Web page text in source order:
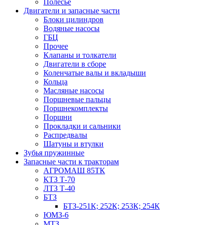
Полесье
Двигатели и запасные части
Блоки цилиндров
Водяные насосы
ГБЦ
Прочее
Клапаны и толкатели
Двигатели в сборе
Коленчатые валы и вкладыши
Кольца
Масляные насосы
Поршневые пальцы
Поршнекомплекты
Поршни
Прокладки и сальники
Распредвалы
Шатуны и втулки
Зубья пружинные
Запасные части к тракторам
АГРОМАШ 85ТК
КТЗ Т-70
ЛТЗ Т-40
БТЗ
БТЗ-251К; 252К; 253К; 254К
ЮМЗ-6